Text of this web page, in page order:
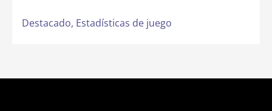
Destacado, Estadísticas de juego